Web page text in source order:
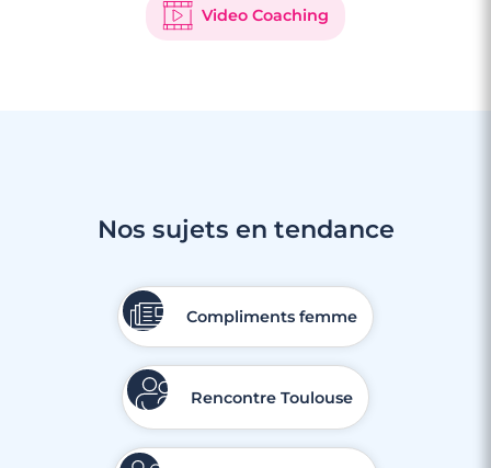
Video Coaching
Nos sujets en tendance
Compliments femme
Rencontre Toulouse